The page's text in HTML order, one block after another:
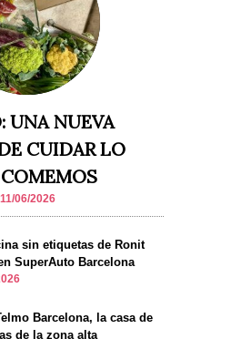
UNA NUEVA
CUIDAR LO
11/06/2026
sin etiquetas de Ronit
SuperAuto Barcelona
Barcelona, la casa de
de la zona alta